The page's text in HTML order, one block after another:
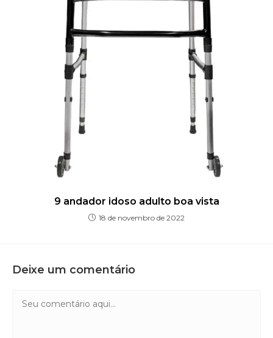
9 andador idoso adulto boa vista
18 de novembro de 2022
Deixe um comentário